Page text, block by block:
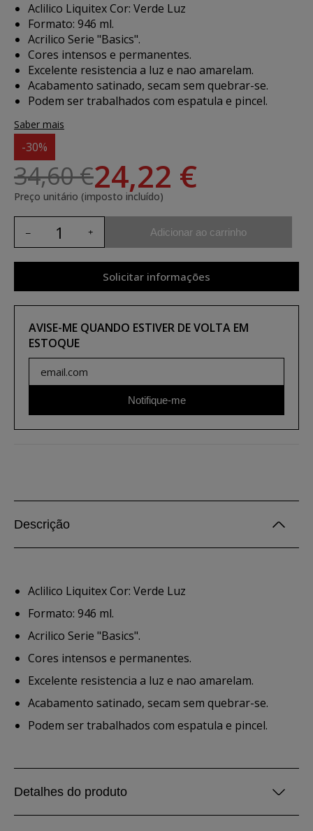
Aclilico Liquitex Cor: Verde Luz
Formato: 946 ml.
Acrilico Serie "Basics".
Cores intensos e permanentes.
Excelente resistencia a luz e nao amarelam.
Acabamento satinado, secam sem quebrar-se.
Podem ser trabalhados com espatula e pincel.
Saber mais
-30%
34,60 €24,22 €
Preço unitário (imposto incluído)
Adicionar ao carrinho
Solicitar informações
AVISE-ME QUANDO ESTIVER DE VOLTA EM
ESTOQUE
Notifique-me
Descrição
Aclilico Liquitex Cor: Verde Luz
Formato: 946 ml.
Acrilico Serie "Basics".
Cores intensos e permanentes.
Excelente resistencia a luz e nao amarelam.
Acabamento satinado, secam sem quebrar-se.
Podem ser trabalhados com espatula e pincel.
Detalhes do produto